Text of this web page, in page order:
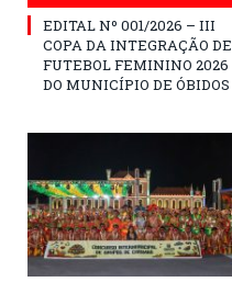
EDITAL Nº 001/2026 – III
COPA DA INTEGRAÇÃO DE
FUTEBOL FEMININO 2026
DO MUNICÍPIO DE ÓBIDOS